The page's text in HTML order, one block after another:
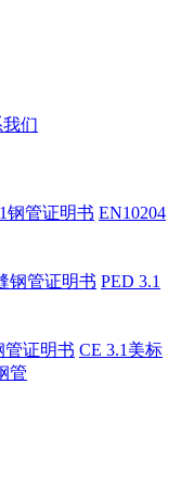
们
钢管证明书 EN10204
钢管证明书 PED 3.1
管证明书 CE 3.1美标
管